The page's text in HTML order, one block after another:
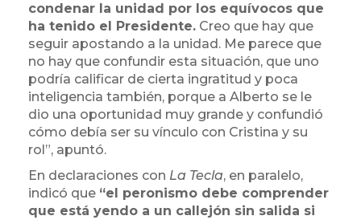
condenar la unidad por los equívocos que
ha tenido el Presidente. Creo que hay que
seguir apostando a la unidad. Me parece que
no hay que confundir esta situación, que uno
podría calificar de cierta ingratitud y poca
inteligencia también, porque a Alberto se le
dio una oportunidad muy grande y confundió
cómo debía ser su vínculo con Cristina y su
rol”, apuntó.
En declaraciones con La Tecla, en paralelo,
indicó que “el peronismo debe comprender
que está yendo a un callejón sin salida si